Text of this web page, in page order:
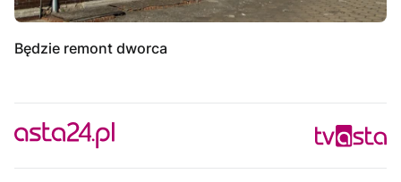
Będzie remont dworca